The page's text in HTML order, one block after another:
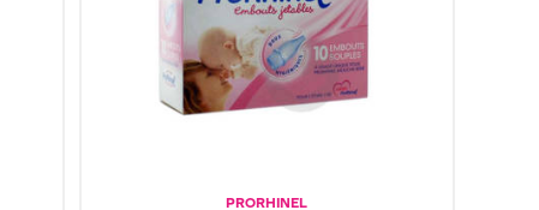
PRORHINEL